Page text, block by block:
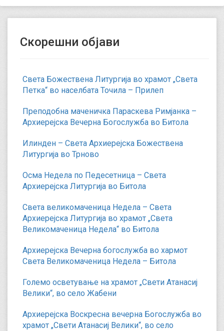
Скорешни објави
Света Божествена Литургија во храмот „Света
Петка“ во населбата Точила – Прилеп
Преподобна маченичка Параскева Римјанка –
Архиерејска Вечерна Богослужба во Битола
Илинден – Света Архиерејска Божествена
Литургија во Трново
Осма Недела по Педесетница – Света
Архиерејска Литургија во Битола
Света великомаченица Недела – Света
Архиерејска Литургија во храмот „Света
Великомаченица Недела“ во Битола
Архиерејска Вечерна богослужба во хармот
Света Великомаченица Недела – Битола
Големо осветување на храмот „Свети Атанасиј
Велики“, во село Жабени
Архиерејска Воскресна вечерна Богослужба во
храмот „Свети Атанасиј Велики“, во село